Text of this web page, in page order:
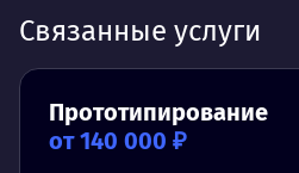
Связанные услуги
Прототипирование
от 140 000 ₽